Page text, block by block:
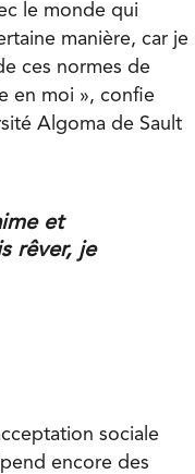
le monde qui
manière, car je
ces normes de
en moi », confie
Algoma de Sault
et
rêver, je
sociale
encore des